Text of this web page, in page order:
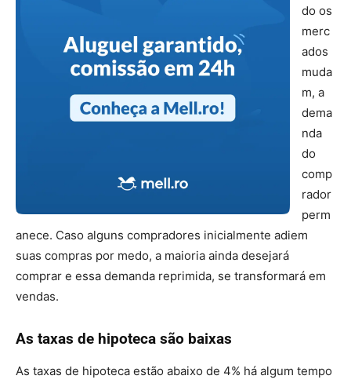
do os
merc
ados
muda
m, a
dema
nda
do
comp
rador
perm
anece. Caso alguns compradores inicialmente adiem
suas compras por medo, a maioria ainda desejará
comprar e essa demanda reprimida, se transformará em
vendas.
As taxas de hipoteca são baixas
As taxas de hipoteca estão abaixo de 4% há algum tempo